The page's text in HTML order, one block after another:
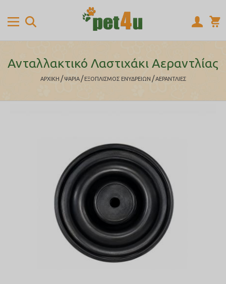
Ανταλλακτικό Λαστιχάκι Αεραντλίας
ΑΡΧΙΚΉ / ΨΑΡΙΑ / ΕΞΟΠΛΙΣΜΟΣ ΕΝΥΔΡΕΙΩΝ / ΑΕΡΑΝΤΛΙΕΣ